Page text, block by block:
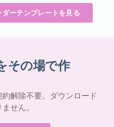
ーテンプレートを見る
その場で作
解除不要。ダウンロード
せん。